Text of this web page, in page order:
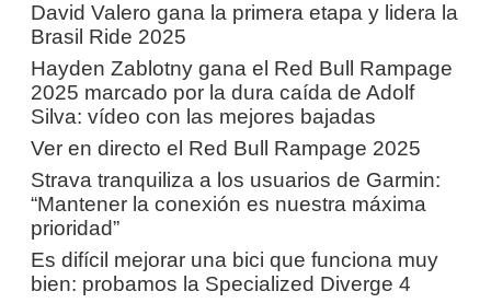
David Valero gana la primera etapa y lidera la
Brasil Ride 2025
Hayden Zablotny gana el Red Bull Rampage
2025 marcado por la dura caída de Adolf
Silva: vídeo con las mejores bajadas
Ver en directo el Red Bull Rampage 2025
Strava tranquiliza a los usuarios de Garmin:
“Mantener la conexión es nuestra máxima
prioridad”
Es difícil mejorar una bici que funciona muy
bien: probamos la Specialized Diverge 4